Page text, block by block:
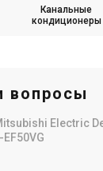
Канальные
кондиционеры
вопросы
Electric
EF50VG